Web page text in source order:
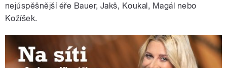
nejúspěšnější éře Bauer, Jakš, Koukal, Magál nebo
Kožíšek.